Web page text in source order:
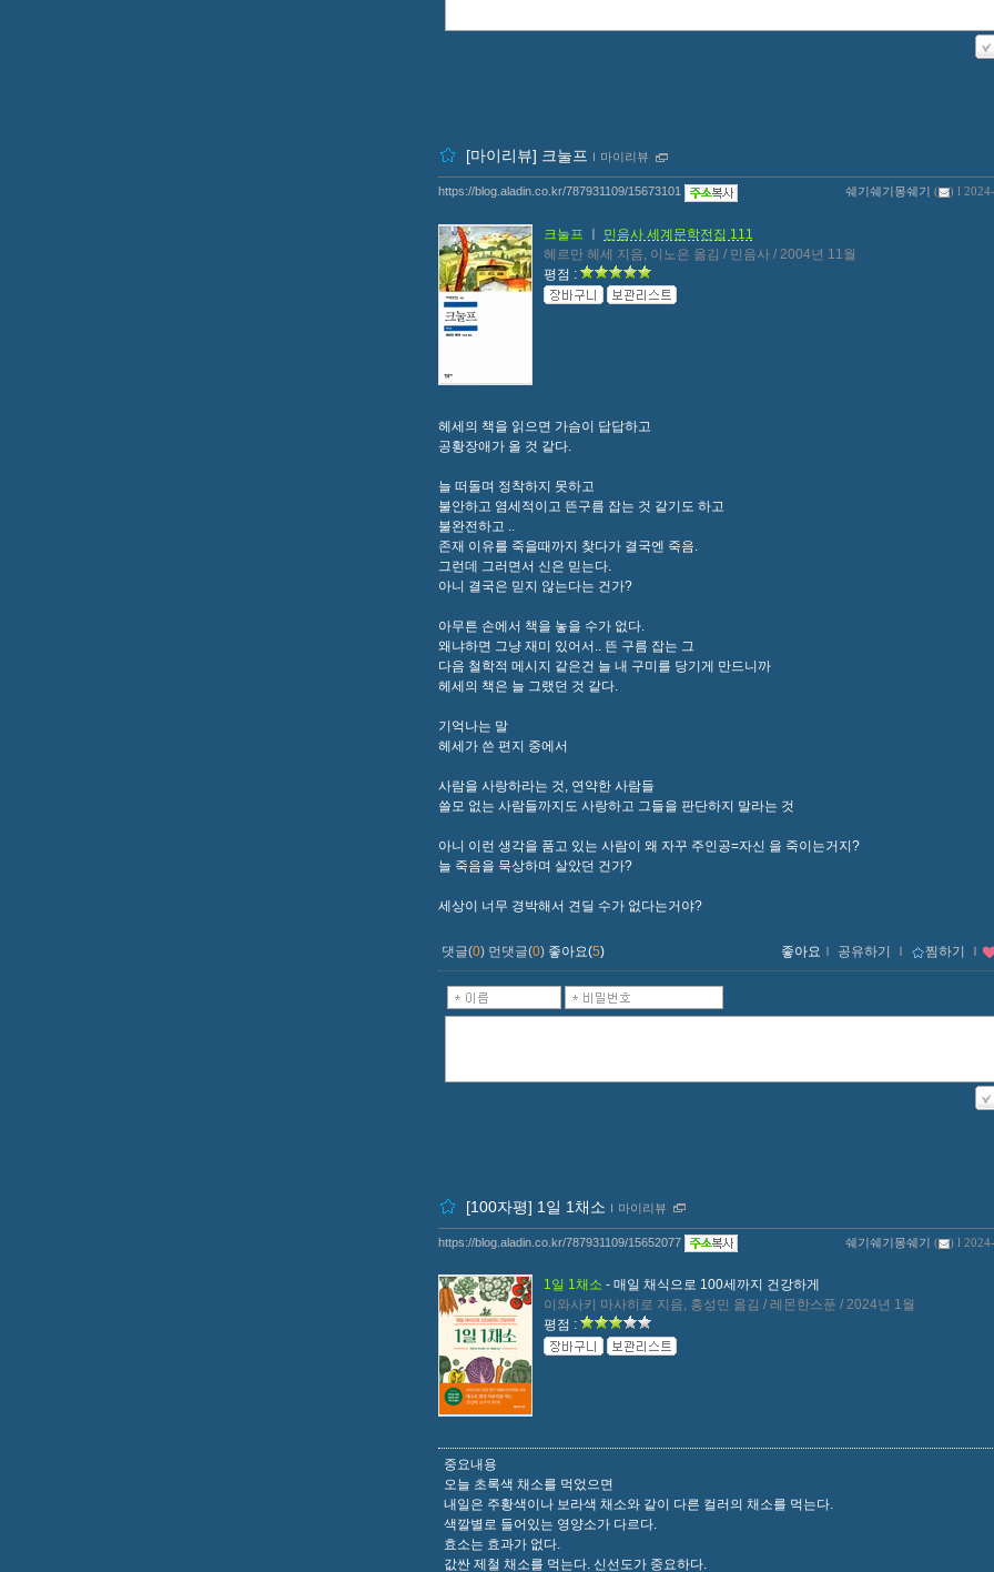
[마이리뷰] 크눌프 ｌ 마이리뷰
쉐기쉐기몽쉐기 ( ) l
https://blog.aladin.co.kr/787931109/15673101
크눌프 ㅣ
민음사 세계문학전집 111
헤르만 헤세 지음, 이노은 옮김 / 민음사 / 2004년 11월
평점 :
헤세의 책을 읽으면 가슴이 답답하고
공황장애가 올 것 같다.
늘 떠돌며 정착하지 못하고
불안하고 염세적이고 뜬구름 잡는 것 같기도 하고
불완전하고 ..
존재 이유를 죽을때까지 찾다가 결국엔 죽음.
그런데 그러면서 신은 믿는다.
아니 결국은 믿지 않는다는 건가?
아무튼 손에서 책을 놓을 수가 없다.
왜냐하면 그냥 재미 있어서.. 뜬 구름 잡는 그
다음 철학적 메시지 같은건 늘 내 구미를 당기게 만드니까
헤세의 책은 늘 그랬던 것 같다.
기억나는 말
헤세가 쓴 편지 중에서
사람을 사랑하라는 것, 연약한 사람들
쓸모 없는 사람들까지도 사랑하고 그들을 판단하지 말라는 것
아니 이런 생각을 품고 있는 사람이 왜 자꾸 주인공=자신 을 죽이는거지?
늘 죽음을 묵상하며 살았던 건가?
세상이 너무 경박해서 견딜 수가 없다는거야?
댓글(0) 먼댓글(0) 좋아요(5) 좋아요 ｌ 공유하기 ｌ 찜하기 ｌ
[100자평] 1일 1채소 ｌ 마이리뷰
쉐기쉐기몽쉐기 ( ) l
https://blog.aladin.co.kr/787931109/15652077
1일 1채소 - 매일 채식으로 100세까지 건강하게
이와사키 마사히로 지음, 홍성민 옮김 / 레몬한스푼 / 2024년 1월
평점 :
중요내용
오늘 초록색 채소를 먹었으면
내일은 주황색이나 보라색 채소와 같이 다른 컬러의 채소를 먹는다.
색깔별로 들어있는 영양소가 다르다.
효소는 효과가 없다.
값싼 제철 채소를 먹는다. 신선도가 중요하다.